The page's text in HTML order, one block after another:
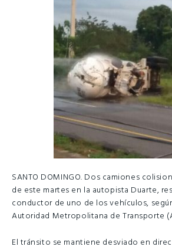
SANTO DOMINGO. Dos camiones
de este martes en la autopista Duarte,
conductor de uno de los vehículos,
Autoridad Metropolitana de Transporte
El tránsito se mantiene desviado en